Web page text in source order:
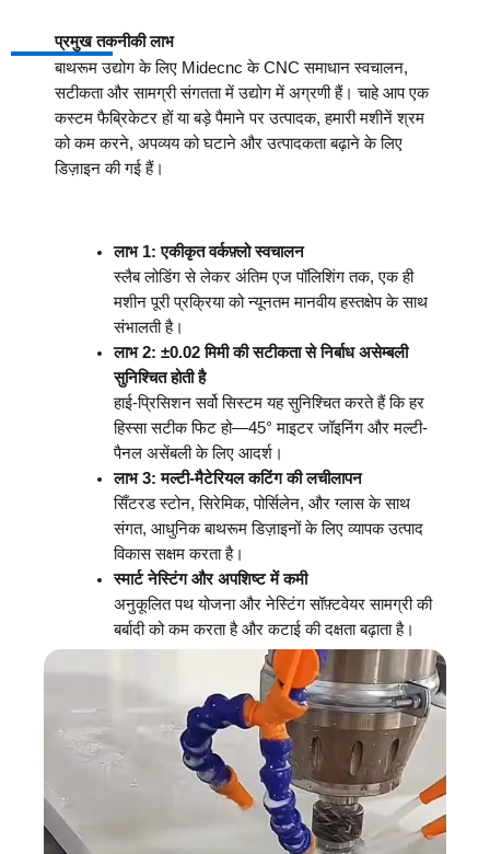
प्रमुख तकनीकी लाभ
बाथरूम उद्योग के लिए Midecnc के CNC समाधान स्वचालन,
सटीकता और सामग्री संगतता में उद्योग में अग्रणी हैं। चाहे आप एक
कस्टम फैब्रिकेटर हों या बड़े पैमाने पर उत्पादक, हमारी मशीनें श्रम
को कम करने, अपव्यय को घटाने और उत्पादकता बढ़ाने के लिए
डिज़ाइन की गई हैं।
लाभ 1: एकीकृत वर्कफ़्लो स्वचालन
स्लैब लोडिंग से लेकर अंतिम एज पॉलिशिंग तक, एक ही
मशीन पूरी प्रक्रिया को न्यूनतम मानवीय हस्तक्षेप के साथ
संभालती है।
लाभ 2: ±0.02 मिमी की सटीकता से निर्बाध असेम्बली
सुनिश्चित होती है
हाई-प्रिसिशन सर्वो सिस्टम यह सुनिश्चित करते हैं कि हर
हिस्सा सटीक फिट हो—45° माइटर जॉइनिंग और मल्टी-
पैनल असेंबली के लिए आदर्श।
लाभ 3: मल्टी-मैटेरियल कटिंग की लचीलापन
सिँटरड स्टोन, सिरेमिक, पोर्सिलेन, और ग्लास के साथ
संगत, आधुनिक बाथरूम डिज़ाइनों के लिए व्यापक उत्पाद
विकास सक्षम करता है।
स्मार्ट नेस्टिंग और अपशिष्ट में कमी
अनुकूलित पथ योजना और नेस्टिंग सॉफ़्टवेयर सामग्री की
बर्बादी को कम करता है और कटाई की दक्षता बढ़ाता है।